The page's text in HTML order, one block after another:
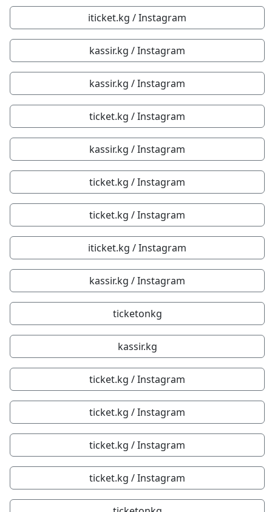
iticket.kg / Instagram
kassir.kg / Instagram
kassir.kg / Instagram
ticket.kg / Instagram
kassir.kg / Instagram
ticket.kg / Instagram
ticket.kg / Instagram
iticket.kg / Instagram
kassir.kg / Instagram
ticketonkg
kassir.kg
ticket.kg / Instagram
ticket.kg / Instagram
ticket.kg / Instagram
ticket.kg / Instagram